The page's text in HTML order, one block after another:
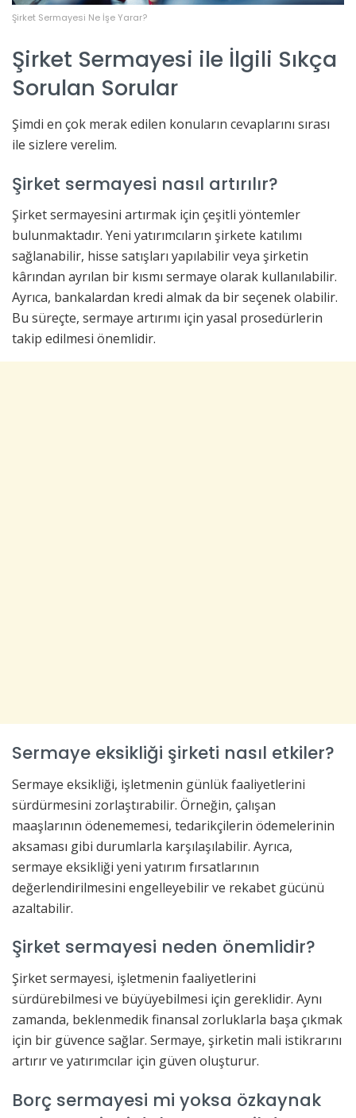
Şirket Sermayesi Ne İşe Yarar?
Şirket Sermayesi ile İlgili Sıkça
Sorulan Sorular
Şimdi en çok merak edilen konuların cevaplarını sırası
ile sizlere verelim.
Şirket sermayesi nasıl artırılır?
Şirket sermayesini artırmak için çeşitli yöntemler
bulunmaktadır. Yeni yatırımcıların şirkete katılımı
sağlanabilir, hisse satışları yapılabilir veya şirketin
kârından ayrılan bir kısmı sermaye olarak kullanılabilir.
Ayrıca, bankalardan kredi almak da bir seçenek olabilir.
Bu süreçte, sermaye artırımı için yasal prosedürlerin
takip edilmesi önemlidir.
Sermaye eksikliği şirketi nasıl etkiler?
Sermaye eksikliği, işletmenin günlük faaliyetlerini
sürdürmesini zorlaştırabilir. Örneğin, çalışan
maaşlarının ödenememesi, tedarikçilerin ödemelerinin
aksaması gibi durumlarla karşılaşılabilir. Ayrıca,
sermaye eksikliği yeni yatırım fırsatlarının
değerlendirilmesini engelleyebilir ve rekabet gücünü
azaltabilir.
Şirket sermayesi neden önemlidir?
Şirket sermayesi, işletmenin faaliyetlerini
sürdürebilmesi ve büyüyebilmesi için gereklidir. Aynı
zamanda, beklenmedik finansal zorluklarla başa çıkmak
için bir güvence sağlar. Sermaye, şirketin mali istikrarını
artırır ve yatırımcılar için güven oluşturur.
Borç sermayesi mi yoksa özkaynak